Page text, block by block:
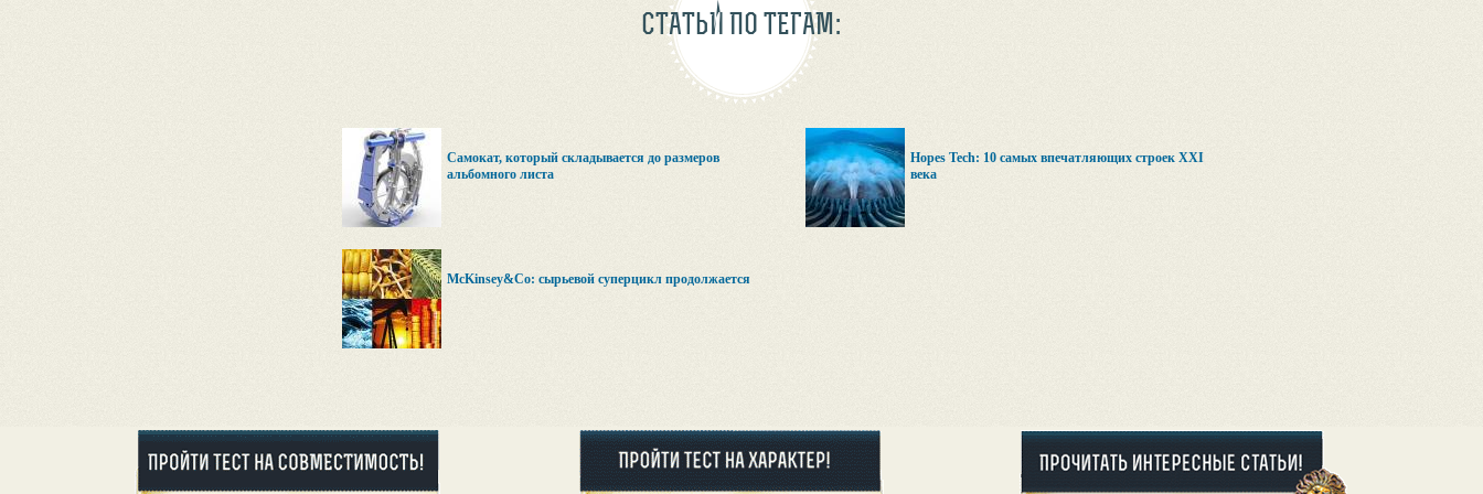
СТАТЬИ ПО ТЕГАМ:
Самокат, который складывается до размеров
альбомного листа
Hopes Tech: 10 самых впечатляющих строек XXI
века
McKinsey&Co: сырьевой суперцикл продолжается